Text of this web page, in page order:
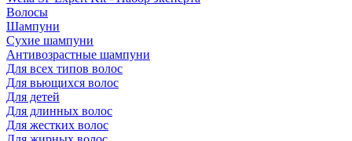
Волосы
Шампуни
Сухие шампуни
Антивозрастные шампуни
Для всех типов волос
Для вьющихся волос
Для детей
Для длинных волос
Для жестких волос